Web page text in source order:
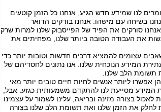
לנו שמידע חדש הגיע, אנחנו כל הזמן קוטעים
בשיחה עם מישהו. אנחנו בודקים הדואר
סורקים את הפיד של הפייסבוק שלנו למרות שרק
את העבודה הטובה ביותר שלנו, מפחיתים את
עצומים להמציא דרכים חדשות וטובות יותר כדי
המידע הנוכחית שלנו. אנו נתונים לחסדיהם של
תשומת הלב שלנו.
אפשרו ליותר אנשים לחיות חיים טובים יותר מאי
המידע מסייעת לנו להתקדם משמעותית כגזע. אבל,
בצורה מזינה ובריאה, עלינו לשמור על עצמינו
את הזמן שלנו ואת תשומת הלב שלנו בצורה